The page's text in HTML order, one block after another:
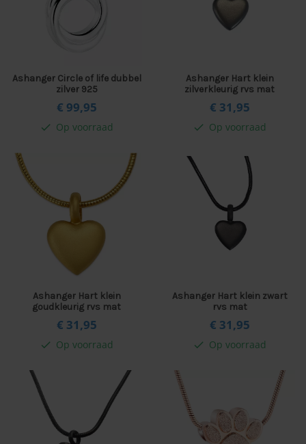
Ashanger Circle of life dubbel
zilver 925
€ 99,95
check Op voorraad
Ashanger Hart klein
zilverkleurig rvs mat
€ 31,95
check Op voorraad
Ashanger Hart klein
goudkleurig rvs mat
€ 31,95
check Op voorraad
Ashanger Hart klein zwart
rvs mat
€ 31,95
check Op voorraad